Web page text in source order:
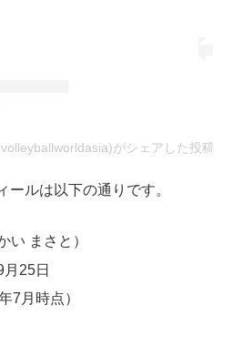
がシェアした投稿
ールは以下の通りです。
い まさと）
月25日
7月時点）